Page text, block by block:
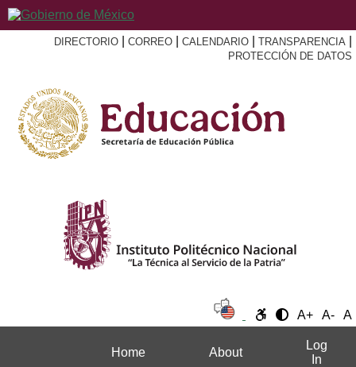
DIRECTORIO CORREO CALENDARIO TRANSPARENCIA
PROTECCIÓN DE DATOS
A+ A- A
Home About
Log
In